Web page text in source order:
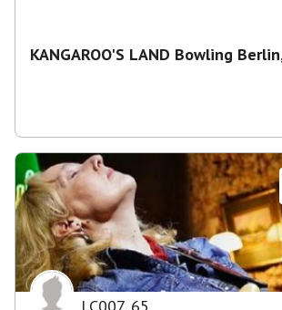
KANGAROO'S LAND Bowling Berlin